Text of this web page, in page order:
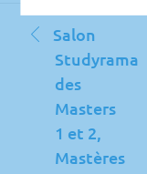
Navigation
l’article
Salon
Studyrama
des
Masters
1 et 2,
Mastères